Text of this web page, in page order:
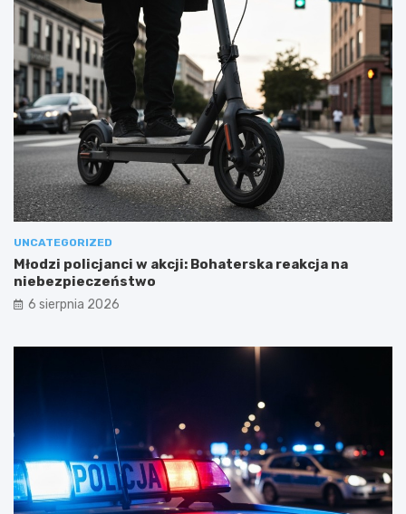
UNCATEGORIZED
Młodzi policjanci w akcji: Bohaterska reakcja na
niebezpieczeństwo
6 sierpnia 2026